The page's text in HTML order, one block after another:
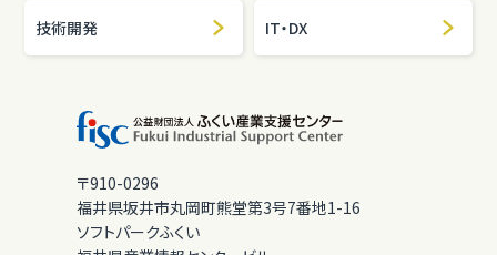
技術開発 IT・DX
〒910-0296
福井県坂井市丸岡町熊堂第3号7番地1-16
ソフトパークふくい